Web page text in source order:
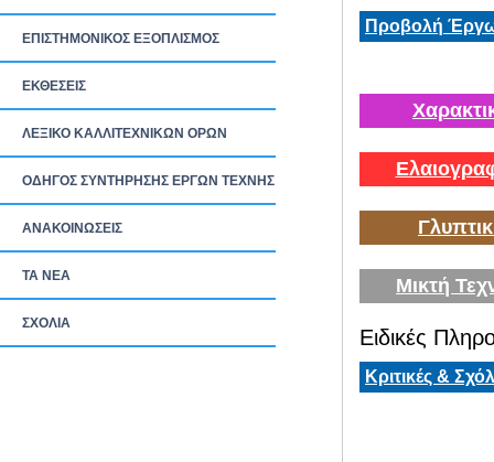
ΕΠΙΣΤΗΜΟΝΙΚΟΣ ΕΞΟΠΛΙΣΜΟΣ
ΕΚΘΕΣΕΙΣ
ΛΕΞΙΚΟ ΚΑΛΛΙΤΕΧΝΙΚΩΝ ΟΡΩΝ
ΟΔΗΓΟΣ ΣΥΝΤΗΡΗΣΗΣ ΕΡΓΩΝ ΤΕΧΝΗΣ
ΑΝΑΚΟΙΝΩΣΕΙΣ
ΤΑ ΝEΑ
ΣΧΟΛΙΑ
Προβολή
Μικτή
Ειδικές
Κριτικές &